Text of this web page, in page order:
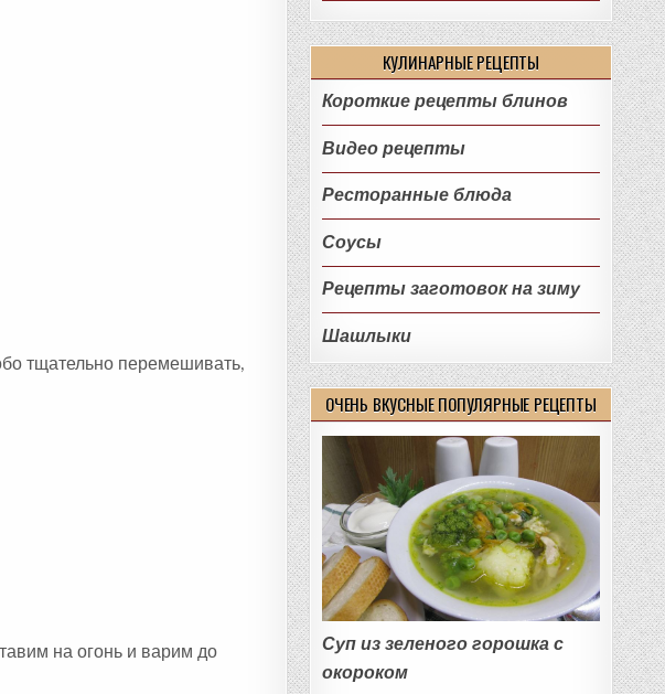
тщательно перемешивать,
на огонь и варим до
КУЛИНАРНЫЕ РЕЦЕПТЫ
Короткие рецепты блинов
Видео рецепты
Ресторанные блюда
Соусы
Рецепты заготовок на зиму
Шашлыки
ОЧЕНЬ ВКУСНЫЕ ПОПУЛЯРНЫЕ РЕЦЕПТЫ
Суп из зеленого горошка с
окороком